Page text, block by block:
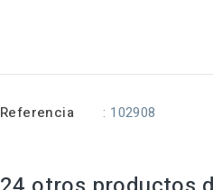
Referencia : 102908